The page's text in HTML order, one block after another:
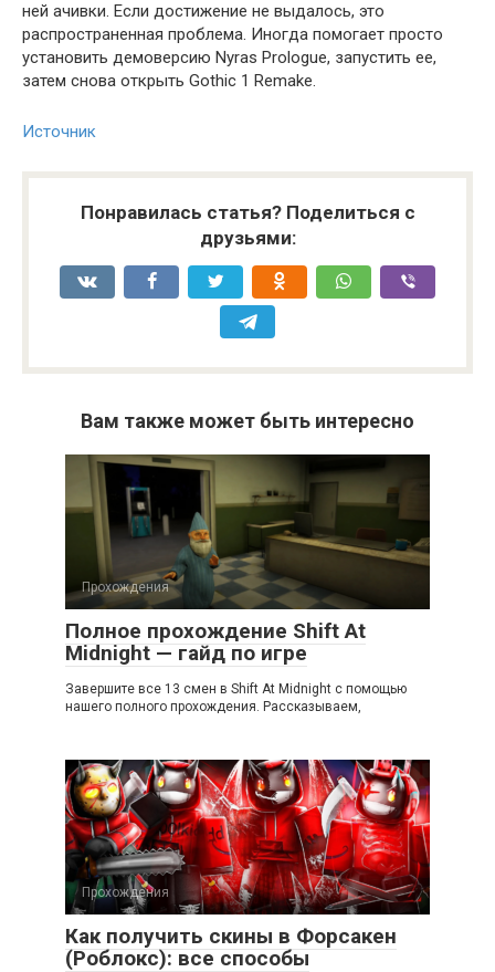
ней ачивки. Если достижение не выдалось, это
распространенная проблема. Иногда помогает просто
установить демоверсию Nyras Prologue, запустить ее,
затем снова открыть Gothic 1 Remake.
Источник
Понравилась статья? Поделиться с
друзьями:
Вам также может быть интересно
Прохождения
Полное прохождение Shift At
Midnight — гайд по игре
Завершите все 13 смен в Shift At Midnight с помощью
нашего полного прохождения. Рассказываем,
Прохождения
Как получить скины в Форсакен
(Роблокс): все способы